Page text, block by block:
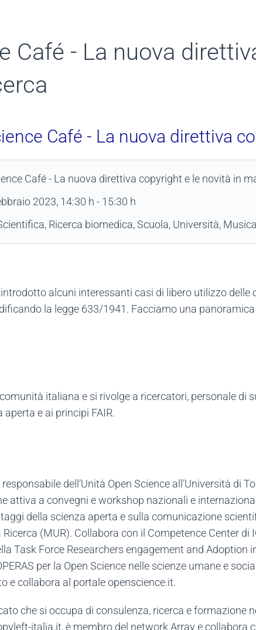
Café - La nuova
Café - La nuova direttiva
Café - La nuova direttiva copyright e le novità in
2023, 14:30 h - 15:30 h
Ricerca biomedica, Scuola, Università,
alcuni interessanti casi di libero utilizzo
la legge 633/1941. Facciamo una
italiana e si rivolge a ricercatori, personale di
e ai principi FAIR.
responsabile dell’Unità Open Science all’Università di
attiva a convegni e workshop nazionali e
della scienza aperta e sulla comunicazione
Ricerca (MUR). Collabora con il Competence Center
Task Force Researchers engagement and
per la Open Science nelle scienze umane e
e collabora al portale openscience.it.
che si occupa di consulenza, ricerca e formazione
italia.it, è membro del network Array e